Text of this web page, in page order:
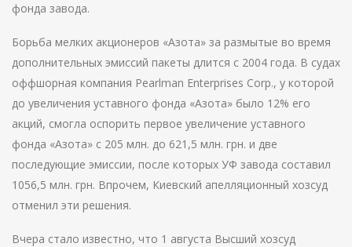
фонда завода.
Борьба мелких акционеров «Азота» за размытые во время
дополнительных эмиссий пакеты длится с 2004 года. В судах
оффшорная компания Pearlman Enterprises Corp., у которой
до увеличения уставного фонда «Азота» было 12% его
акций, смогла оспорить первое увеличение уставного
фонда «Азота» с 205 млн. до 621,5 млн. грн. и две
последующие эмиссии, после которых УФ завода составил
1056,5 млн. грн. Впрочем, Киевский апелляционный хозсуд
отменил эти решения.
Вчера стало известно, что 1 августа Высший хозсуд